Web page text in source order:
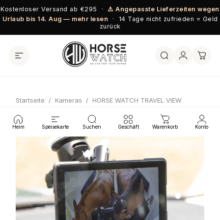
Direkt zum Inhalt
Kostenloser Versand ab €295 ·⚠️ Angepasste Lieferzeiten wegen
Urlaub bis 14. Aug — mehr lesen · 14 Tage nicht zufrieden = Geld
zurück
Heim Speisekarte Suchen Geschäft Warenkorb Konto
Startseite / Kameras / HORSE WATCH TRAVEL VIEW